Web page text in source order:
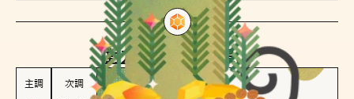
對方 的主調蠟燭是...
主調 次調